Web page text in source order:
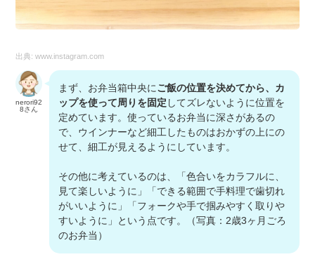
出典:www.instagram.com
nerori92
8さん
まず、お弁当箱中央にご飯の位置を決めてから、カ
ップを使って周りを固定 してズレないように位置を
定めています。使っているお弁当に深さがあるの
で、ウインナーなど細工したものはおかずの上にの
せて、細工が見えるようにしています。
その他に考えているのは、「色合いをカラフルに、
見て楽しいように」「できる範囲で手料理で歯切れ
がいいように」「フォークや手で掴みやすく取りや
すいように」という点です。（写真：2歳3ヶ月ごろ
のお弁当）